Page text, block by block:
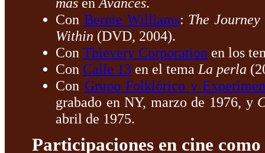
Con Bernie Williams: The
Within (DVD, 2004).
Con Thievery Corporation en los
Con Calle 13 en el tema La perla
Con Grupo Folklórico y
grabado en NY, marzo de 1976, y
abril de 1975.
Participaciones en cine